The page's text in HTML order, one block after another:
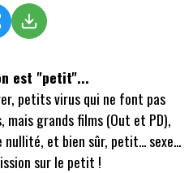
est "petit"...
petits virus qui ne font pas
grands films (Out et PD),
et bien sûr, petit... sexe...
sur le petit !